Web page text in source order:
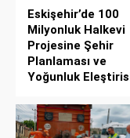
Eskişehir’de 100
Milyonluk Halkevi
Projesine Şehir
Planlaması ve
Yoğunluk